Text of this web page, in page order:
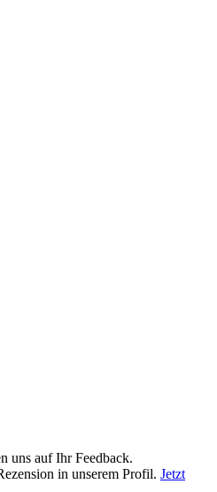
uns auf Ihr Feedback.
in unserem Profil. Jetzt